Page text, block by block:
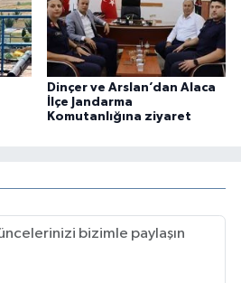
Dinçer ve Arslan’dan Alaca
İlçe Jandarma
Komutanlığına ziyaret